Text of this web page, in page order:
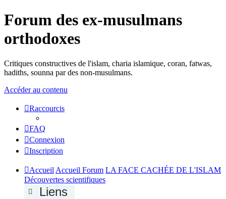
Forum des ex-musulmans
orthodoxes
Critiques constructives de l'islam, charia islamique, coran, fatwas,
hadiths, sounna par des non-musulmans.
Accéder au contenu
Raccourcis
FAQ
Connexion
Inscription
Accueil Accueil Forum LA FACE CACHÉE DE L'ISLAM
Découvertes scientifiques
Liens